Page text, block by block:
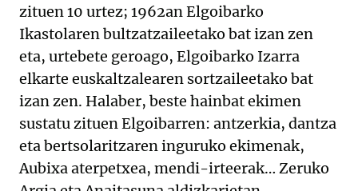
zituen 10 urtez; 1962an Elgoibarko
Ikastolaren bultzatzaileetako bat izan zen
eta, urtebete geroago, Elgoibarko Izarra
elkarte euskaltzalearen sortzaileetako bat
izan zen. Halaber, beste hainbat ekimen
sustatu zituen Elgoibarren: antzerkia, dantza
eta bertsolaritzaren inguruko ekimenak,
Aubixa aterpetxea, mendi-irteerak… Zeruko